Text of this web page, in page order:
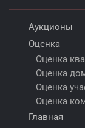
Аукционы
Оценка
Оценка
Оценка
Оценка
Оценка
Главная